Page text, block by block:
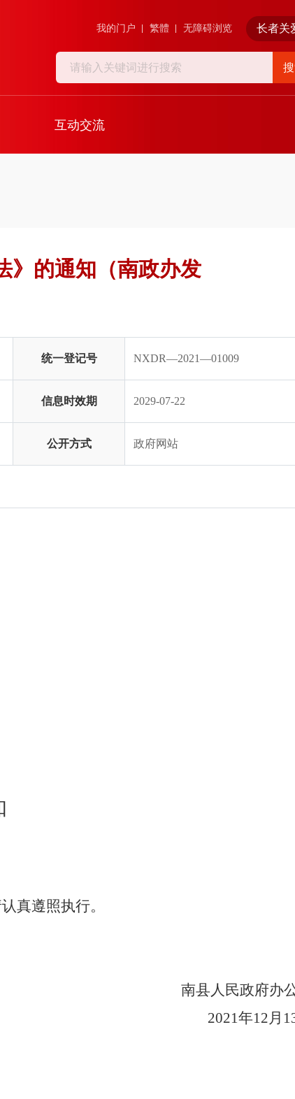
我的门户 繁體 无障碍浏览 长者关
互动交流
》的通知（南政办发
统一登记号 NXDR—2021—01009
信息时效期 2029-07-22
公开方式 政府网站
真遵照执行。
南县人民政府办
2021年12月